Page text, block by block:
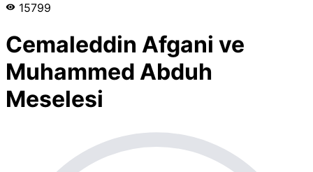
15799
Cemaleddin Afgani ve
Muhammed Abduh
Meselesi